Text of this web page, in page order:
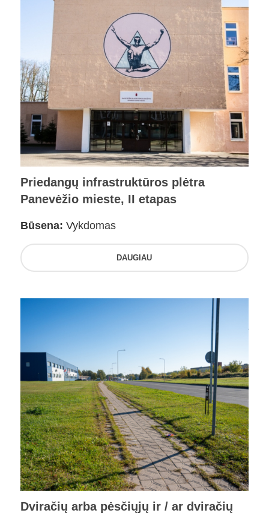
Priedangų infrastruktūros plėtra
Panevėžio mieste, II etapas
Būsena: Vykdomas
DAUGIAU
Dviračių arba pėsčiųjų ir / ar dviračių